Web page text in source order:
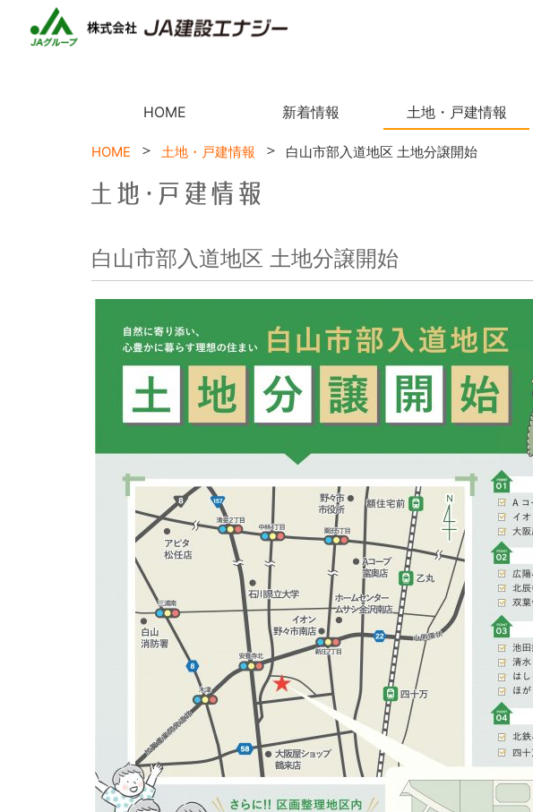
HOME 新着情報 土地・戸建情報
HOME 土地・戸建情報 白山市部入道地区 土地分譲開始
白山市部入道地区 土地分譲開始